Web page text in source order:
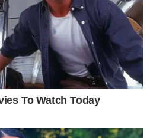
าน ราคา และข้อเสนอพิเศษได้ที่
องทาง CP LAND Residential
@cpland / Website:
To Watch Today